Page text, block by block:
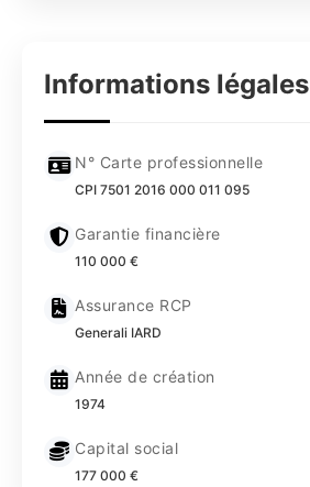
Informations légales
N° Carte professionnelle
CPI 7501 2016 000 011 095
Garantie financière
110 000 €
Assurance RCP
Generali IARD
Année de création
1974
Capital social
177 000 €